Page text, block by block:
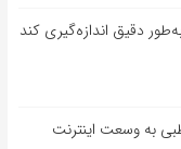
دقیق اندازه‌گیری کند
به وسعت اینترنت